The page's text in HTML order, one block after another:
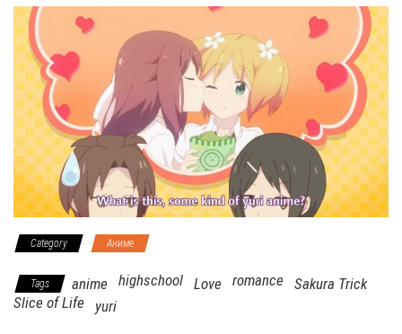
Category Аниме
Tags anime highschool Love romance
Sakura Trick
Slice of Life
yuri